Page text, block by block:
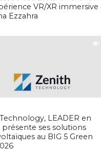
VR/XR immersive
Ezzahra
LEADER en
présente ses solutions
au BIG 5 Green